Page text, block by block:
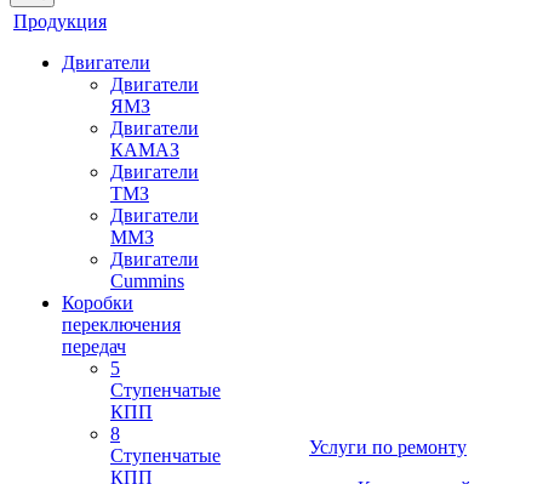
Продукция
Двигатели
Двигатели
ЯМЗ
Двигатели
КАМАЗ
Двигатели
ТМЗ
Двигатели
ММЗ
Двигатели
Cummins
Коробки
переключения
передач
5
Ступенчатые
КПП
8
Ступенчатые
КПП
Услуги по ремонту